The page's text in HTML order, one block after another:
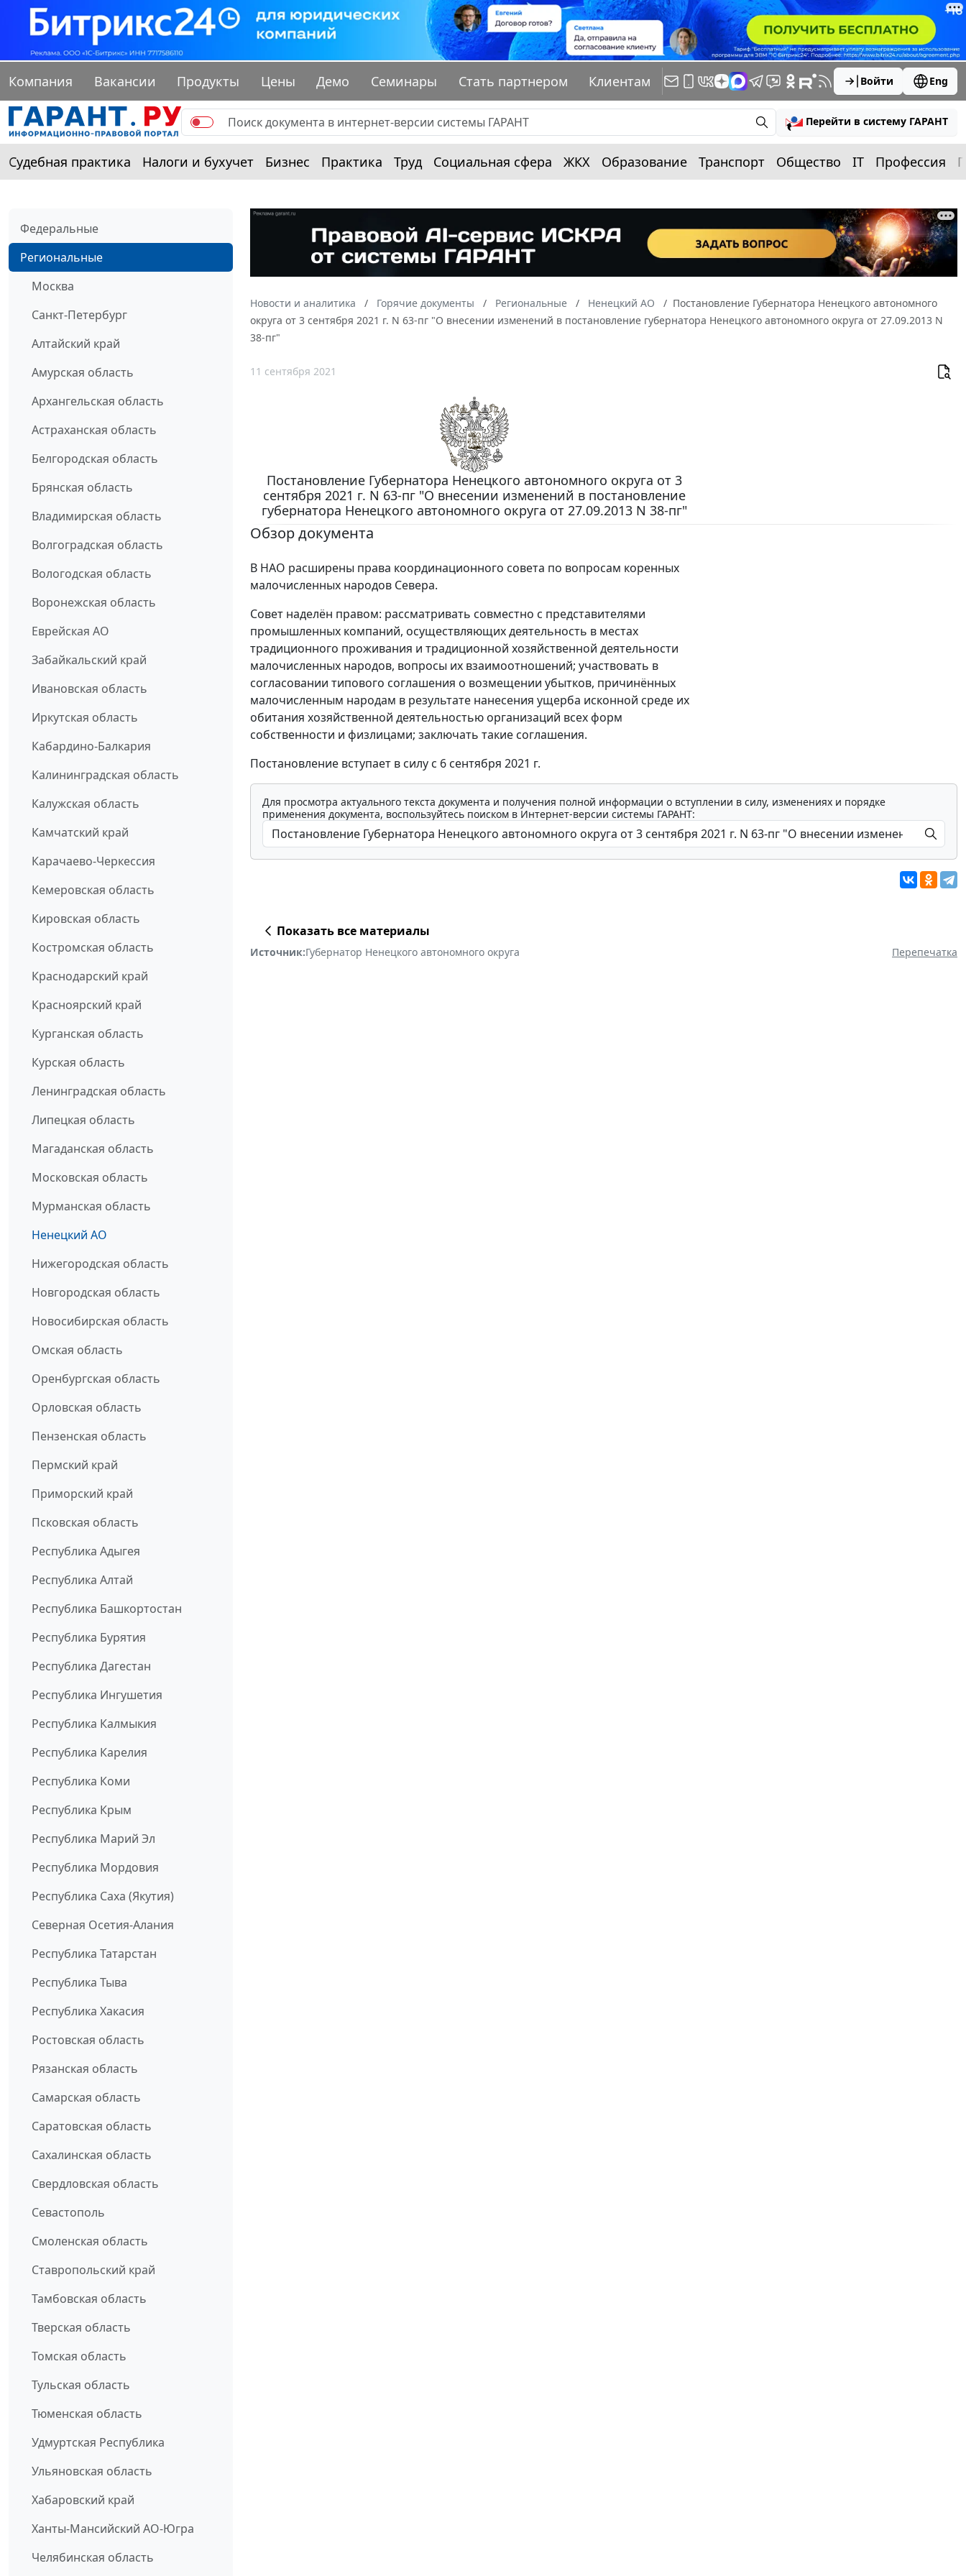
Компания Вакансии Продукты Цены Демо Семинары Стать партнером Клиентам Войти Eng
Перейти в систему ГАРАНТ
Судебная практика Налоги и бухучет Бизнес Практика Труд Социальная сфера ЖКХ Образование Транспорт Общество IT Профессия
Федеральные
Региональные
Москва
Санкт-Петербург
Алтайский край
Амурская область
Архангельская область
Астраханская область
Белгородская область
Брянская область
Владимирская область
Волгоградская область
Вологодская область
Воронежская область
Еврейская АО
Забайкальский край
Ивановская область
Иркутская область
Кабардино-Балкария
Калининградская область
Калужская область
Камчатский край
Карачаево-Черкессия
Кемеровская область
Кировская область
Костромская область
Краснодарский край
Красноярский край
Курганская область
Курская область
Ленинградская область
Липецкая область
Магаданская область
Московская область
Мурманская область
Ненецкий АО
Нижегородская область
Новгородская область
Новосибирская область
Омская область
Оренбургская область
Орловская область
Пензенская область
Пермский край
Приморский край
Псковская область
Республика Адыгея
Республика Алтай
Республика Башкортостан
Республика Бурятия
Республика Дагестан
Республика Ингушетия
Республика Калмыкия
Республика Карелия
Республика Коми
Республика Крым
Республика Марий Эл
Республика Мордовия
Республика Саха (Якутия)
Северная Осетия-Алания
Республика Татарстан
Республика Тыва
Республика Хакасия
Ростовская область
Рязанская область
Самарская область
Саратовская область
Сахалинская область
Свердловская область
Севастополь
Смоленская область
Ставропольский край
Тамбовская область
Тверская область
Томская область
Тульская область
Тюменская область
Удмуртская Республика
Ульяновская область
Хабаровский край
Ханты-Мансийский АО-Югра
Челябинская область
Новости и аналитика Горячие документы Региональные Ненецкий АО
Постановление Губернатора Ненецкого автономного
округа от 3 сентября 2021 г. N 63-пг "О внесении изменений в постановление губернатора Ненецкого автономного округа от 27.09.2013 N
38-пг"
11 сентября 2021
Постановление Губернатора Ненецкого автономного округа от 3
сентября 2021 г. N 63-пг "О внесении изменений в постановление
губернатора Ненецкого автономного округа от 27.09.2013 N 38-пг"
Обзор документа
В НАО расширены права координационного совета по вопросам коренных
малочисленных народов Севера.
Совет наделён правом: рассматривать совместно с представителями
промышленных компаний, осуществляющих деятельность в местах
традиционного проживания и традиционной хозяйственной деятельности
малочисленных народов, вопросы их взаимоотношений; участвовать в
согласовании типового соглашения о возмещении убытков, причинённых
малочисленным народам в результате нанесения ущерба исконной среде их
обитания хозяйственной деятельностью организаций всех форм
собственности и физлицами; заключать такие соглашения.
Постановление вступает в силу с 6 сентября 2021 г.
Для просмотра актуального текста документа и получения полной информации о вступлении в силу, изменениях и порядке
применения документа, воспользуйтесь поиском в Интернет-версии системы ГАРАНТ:
Показать все материалы
Источник:Губернатор Ненецкого автономного округа Перепечатка